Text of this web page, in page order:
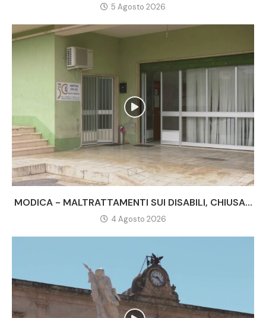
5 Agosto 2026
MODICA - MALTRATTAMENTI SUI DISABILI, CHIUSA...
4 Agosto 2026